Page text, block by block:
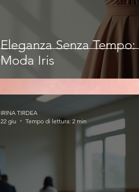
Eleganza Senza
Moda Iris
IRINA TIRDEA
22 giu
Tempo di lettura: 2 min